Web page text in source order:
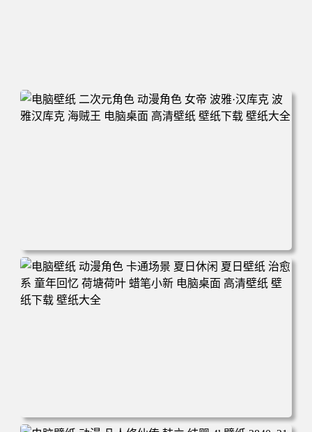
电脑壁纸 二次元角色 动漫角色 女帝 波雅·汉库克 波雅汉库
克 海贼王 电脑桌面 高清壁纸 壁纸下载 壁纸大全
电脑壁纸 动漫角色 卡通场景 夏日休闲 夏日壁纸 治愈系 童